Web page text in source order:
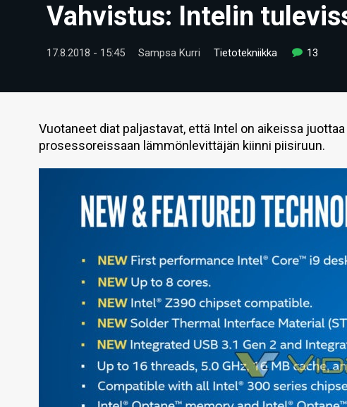
Vahvistus: Intelin
17.8.2018 - 15:45 Sampsa Kurri Tietotekniikka 13
Vuotaneet diat paljastavat, että Intel on aikeissa
prosessoreissaan lämmönlevittäjän kiinni piisiruun.